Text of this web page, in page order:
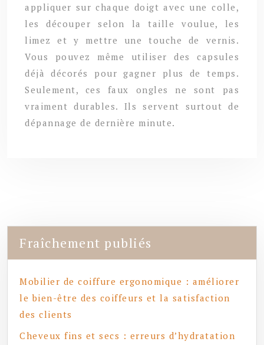
appliquer sur chaque doigt avec une colle,
les découper selon la taille voulue, les
limez et y mettre une touche de vernis.
Vous pouvez même utiliser des capsules
déjà décorés pour gagner plus de temps.
Seulement, ces faux ongles ne sont pas
vraiment durables. Ils servent surtout de
dépannage de dernière minute.
Fraîchement publiés
Mobilier de coiffure ergonomique : améliorer
le bien-être des coiffeurs et la satisfaction
des clients
Cheveux fins et secs : erreurs d’hydratation